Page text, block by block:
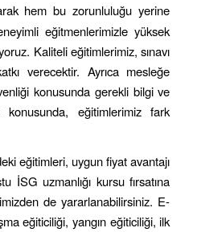
hem bu zorunluluğu yerine
eğitmenlerimizle yüksek
Kaliteli eğitimlerimiz, sınavı
verecektir. Ayrıca mesleğe
konusunda gerekli bilgi ve
konusunda, eğitimlerimiz fark
eğitimleri, uygun fiyat avantajı
İSG uzmanlığı kursu fırsatına
de yararlanabilirsiniz. E-
eğiticiliği, yangın eğiticiliği, ilk